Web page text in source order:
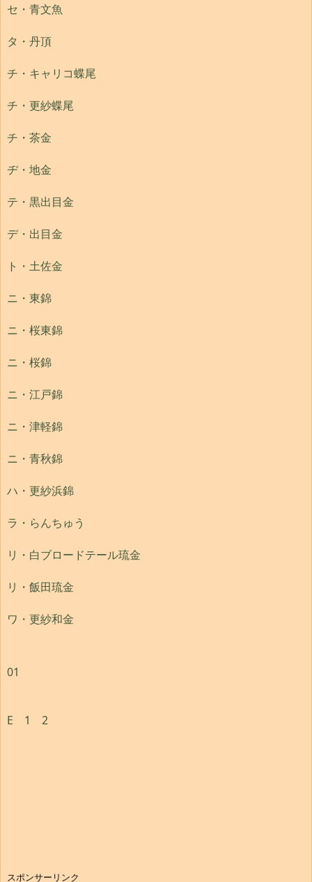
セ・青文魚
タ・丹頂
チ・キャリコ蝶尾
チ・更紗蝶尾
チ・茶金
ヂ・地金
テ・黒出目金
デ・出目金
ト・土佐金
ニ・東錦
ニ・桜東錦
ニ・桜錦
ニ・江戸錦
ニ・津軽錦
ニ・青秋錦
ハ・更紗浜錦
ラ・らんちゅう
リ・白ブロードテール琉金
リ・飯田琉金
ワ・更紗和金
01
E 1 2
スポンサーリンク